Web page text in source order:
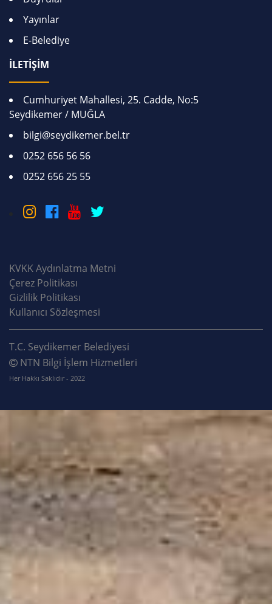
Yayınlar
E-Belediye
İLETİŞİM
Cumhuriyet Mahallesi, 25. Cadde, No:5
Seydikemer / MUĞLA
bilgi@seydikemer.bel.tr
0252 656 56 56
0252 656 25 55
KVKK Aydınlatma Metni
Çerez Politikası
Gizlilik Politikası
Kullanıcı Sözleşmesi
T.C. Seydikemer Belediyesi
NTN Bilgi İşlem Hizmetleri
Her Hakkı Saklıdır - 2022